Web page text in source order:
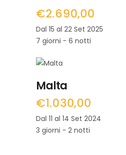
€2.690,00
Dal 15 al 22 Set 2025
7 giorni - 6 notti
Malta
€1.030,00
Dal 11 al 14 Set 2024
3 giorni - 2 notti